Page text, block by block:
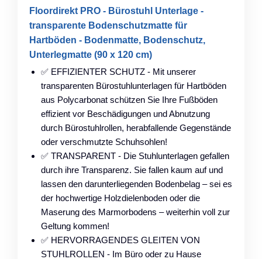
Floordirekt PRO - Bürostuhl Unterlage -
transparente Bodenschutzmatte für
Hartböden - Bodenmatte, Bodenschutz,
Unterlegmatte (90 x 120 cm)
✅ EFFIZIENTER SCHUTZ - Mit unserer
transparenten Bürostuhlunterlagen für Hartböden
aus Polycarbonat schützen Sie Ihre Fußböden
effizient vor Beschädigungen und Abnutzung
durch Bürostuhlrollen, herabfallende Gegenstände
oder verschmutzte Schuhsohlen!
✅ TRANSPARENT - Die Stuhlunterlagen gefallen
durch ihre Transparenz. Sie fallen kaum auf und
lassen den darunterliegenden Bodenbelag – sei es
der hochwertige Holzdielenboden oder die
Maserung des Marmorbodens – weiterhin voll zur
Geltung kommen!
✅ HERVORRAGENDES GLEITEN VON
STUHLROLLEN - Im Büro oder zu Hause